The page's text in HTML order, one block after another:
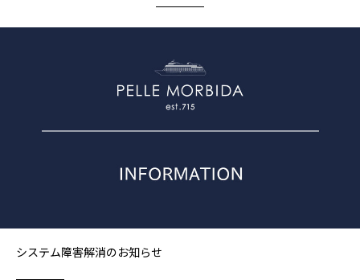
システム障害解消のお知らせ